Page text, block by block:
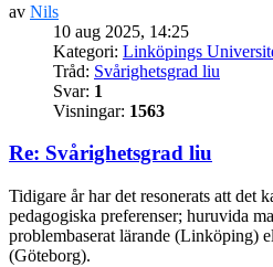
av Nils
10 aug 2025, 14:25
Kategori: Linköpings
Tråd: Svårighetsgrad liu
Svar: 1
Visningar: 1563
Re: Svårighetsgrad liu
Tidigare år har det resonerats att det
pedagogiska preferenser; huruvida
problembaserat lärande (Linköping)
(Göteborg).